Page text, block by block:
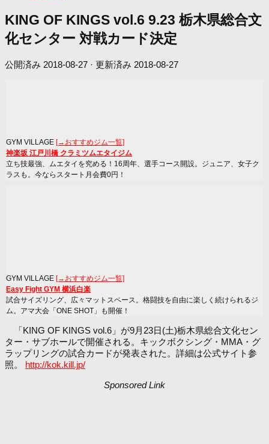
KING OF KINGS vol.6 9.23 栃木県総合文
化センター 対戦カード決定
公開済み 2018-08-27 · 更新済み 2018-08-27
GYM VILLAGE [→おすすめジム一覧]
神楽坂 江戸川橋 クラミツムエタイジム
立ち技最強、ムエタイを究める！16周年、選手コース開設。ジュニア、女子ク
ラスも。今ならスタート月会費0円！
GYM VILLAGE [→おすすめジム一覧]
Easy Fight GYM 横浜白楽
試合サイズリング、広々マットスペース。格闘技を自由に楽しく続けられるジ
ム。アマ大会「ONE SHOT」も開催！
「KING OF KINGS vol.6」が9月23日(土)栃木県総合文化セン
ター・サブホールで開催される。キックボクシング・MMA・グ
ラップリングの試合カードが発表された。詳細は公式サイト参
照。 http://kok.kill.jp/
Sponsored Link